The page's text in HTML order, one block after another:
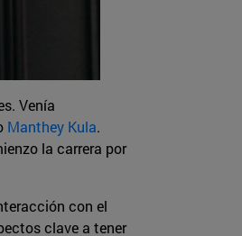
Venía
Manthey Kula.
la carrera por
con el
clave a tener